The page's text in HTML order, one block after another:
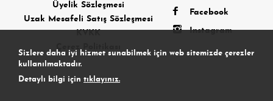
Üyelik Sözleşmesi
Uzak Mesafeli Satış Sözleşmesi
Çerez Politikası
Facebook
Instagram
Sizlere daha iyi hizmet sunabilmek için web sitemizde çerezler
kullanılmaktadır.
Detaylı bilgi için tıklayınız.